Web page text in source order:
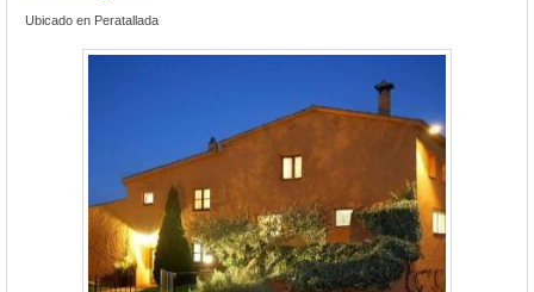
Ubicado en Peratallada